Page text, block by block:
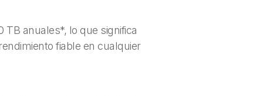
anuales*, lo que significa
fiable en cualquier